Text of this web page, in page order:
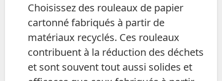
Choisissez des rouleaux de papier
cartonné fabriqués à partir de
matériaux recyclés. Ces rouleaux
contribuent à la réduction des déchets
et sont souvent tout aussi solides et